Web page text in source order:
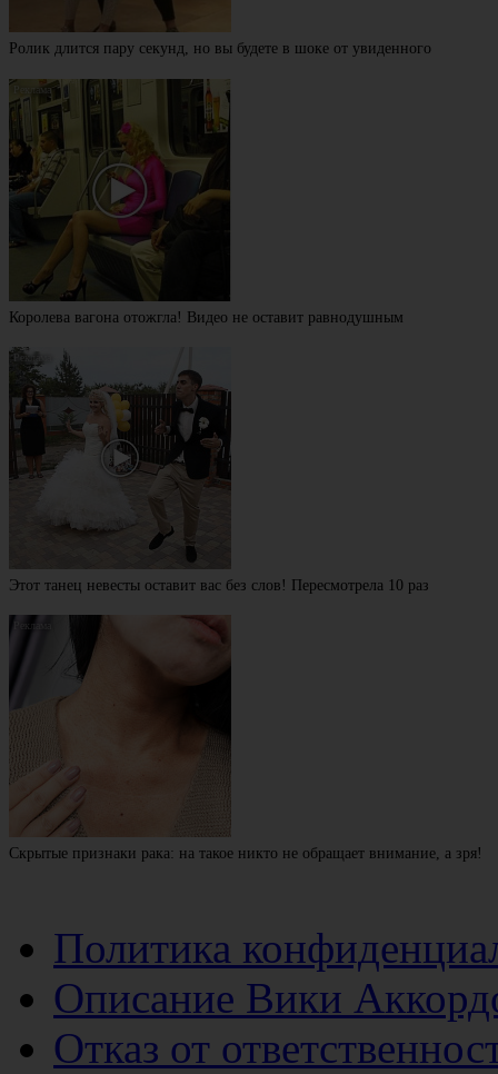
Ролик длится пару секунд, но вы будете в шоке от увиденного
Королева вагона отожгла! Видео не оставит равнодушным
Этот танец невесты оставит вас без слов! Пересмотрела 10 раз
Скрытые признаки рака: на такое никто не обращает внимание, а зря!
Политика
Описание Вики
Отказ от